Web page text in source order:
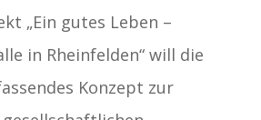
„Ein gutes Leben –
in Rheinfelden“ will die
Konzept zur